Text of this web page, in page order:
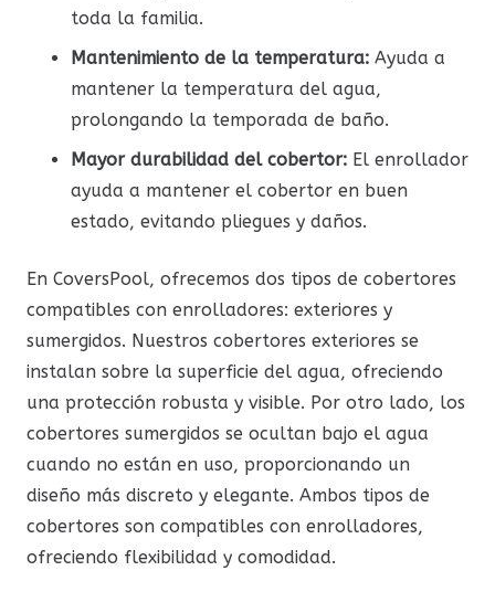
toda la familia.
Mantenimiento de la temperatura: Ayuda a
mantener la temperatura del agua,
prolongando la temporada de baño.
Mayor durabilidad del cobertor: El enrollador
ayuda a mantener el cobertor en buen
estado, evitando pliegues y daños.
En CoversPool, ofrecemos dos tipos de cobertores
compatibles con enrolladores: exteriores y
sumergidos. Nuestros cobertores exteriores se
instalan sobre la superficie del agua, ofreciendo
una protección robusta y visible. Por otro lado, los
cobertores sumergidos se ocultan bajo el agua
cuando no están en uso, proporcionando un
diseño más discreto y elegante. Ambos tipos de
cobertores son compatibles con enrolladores,
ofreciendo flexibilidad y comodidad.